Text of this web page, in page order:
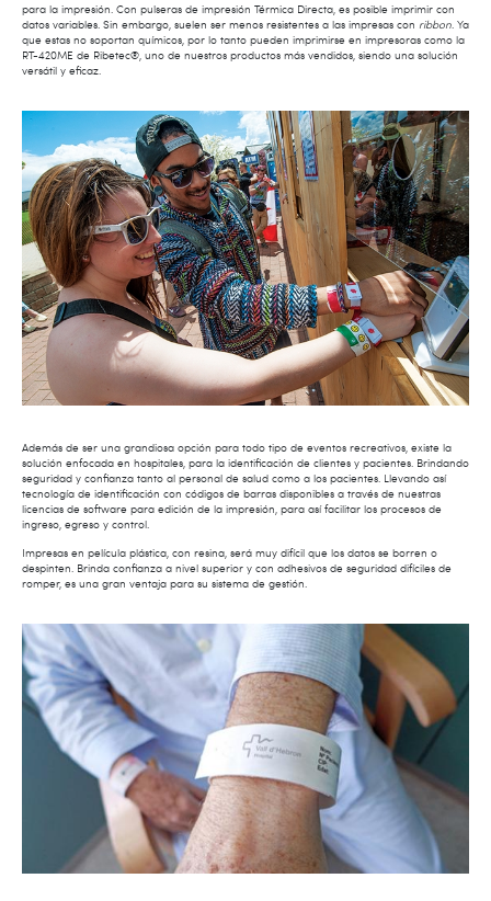
para la impresión. Con pulseras de impresión Térmica Directa, es posible imprimir con
datos variables. Sin embargo, suelen ser menos resistentes a las impresas con ribbon . Ya
que estas no soportan químicos, por lo tanto pueden imprimirse en impresoras como la
RT-420ME de Ribetec®, uno de nuestros productos más vendidos, siendo una solución
versátil y eficaz.
Además de ser una grandiosa opción para todo tipo de eventos recreativos, existe la
solución enfocada en hospitales, para la identificación de clientes y pacientes. Brindando
seguridad y confianza tanto al personal de salud como a los pacientes. Llevando así
tecnología de identificación con códigos de barras disponibles a través de nuestras
licencias de software para edición de la impresión, para así facilitar los procesos de
ingreso, egreso y control.
Impresas en película plástica, con resina, será muy difícil que los datos se borren o
despinten. Brinda confianza a nivel superior y con adhesivos de seguridad difíciles de
romper, es una gran ventaja para su sistema de gestión.